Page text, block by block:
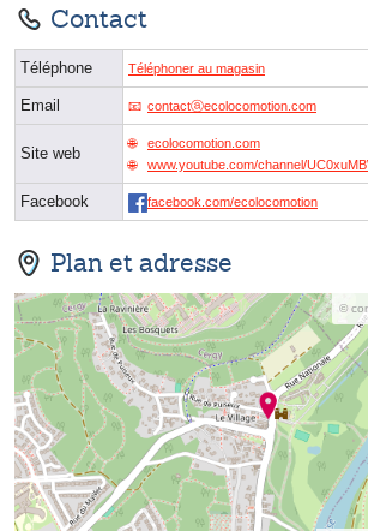
Contact
Téléphone Téléphoner au magasin
Email contactⓐecolocomotion.com
Site web
ecolocomotion.com
www.youtube.com/channel/
Facebook facebook.com/ecolocomotion
Plan et adresse
©